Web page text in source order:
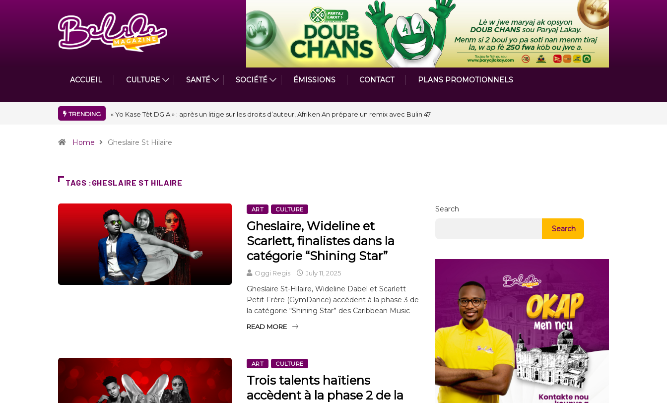
ACCUEIL CULTURE SANTÉ SOCIÉTÉ ÉMISSIONS CONTACT PLANS PROMOTIONNELS
TRENDING « Floraison » : la Division D de Toastmasters International en Haïti clôture une année et ouvre un nouveau chapitre de son histoire
Home Gheslaire St Hilaire
TAGS :GHESLAIRE ST HILAIRE
ART CULTURE
Gheslaire, Wideline et
Scarlett, finalistes dans la
catégorie “Shining Star”
Oggi Regis July 11, 2025
Gheslaire St-Hilaire, Wideline Dabel et Scarlett
Petit-Frère (GymDance) accèdent à la phase 3 de
la catégorie “Shining Star” des Caribbean Music
READ MORE
ART CULTURE
Trois talents haïtiens
accèdent à la phase 2 de la
Search
Search